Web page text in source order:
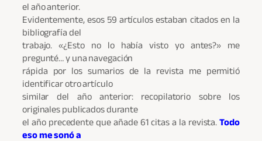
el año anterior.
Evidentemente, esos 59 artículos estaban citados en la
bibliografía del
trabajo. «¿Esto no lo había visto yo antes?» me
pregunté… y una navegación
rápida por los sumarios de la revista me permitió
identificar otro artículo
similar del año anterior: recopilatorio sobre los
originales publicados durante
el año precedente que añade 61 citas a la revista.Todo
eso me sonó a